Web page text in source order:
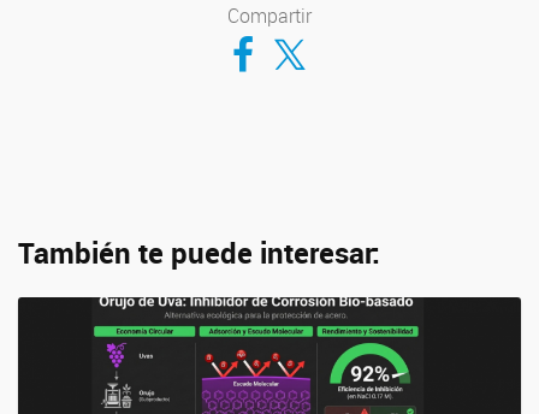
Compartir
Compartir en Facebook
Compartir en Twitter
También te puede interesar: